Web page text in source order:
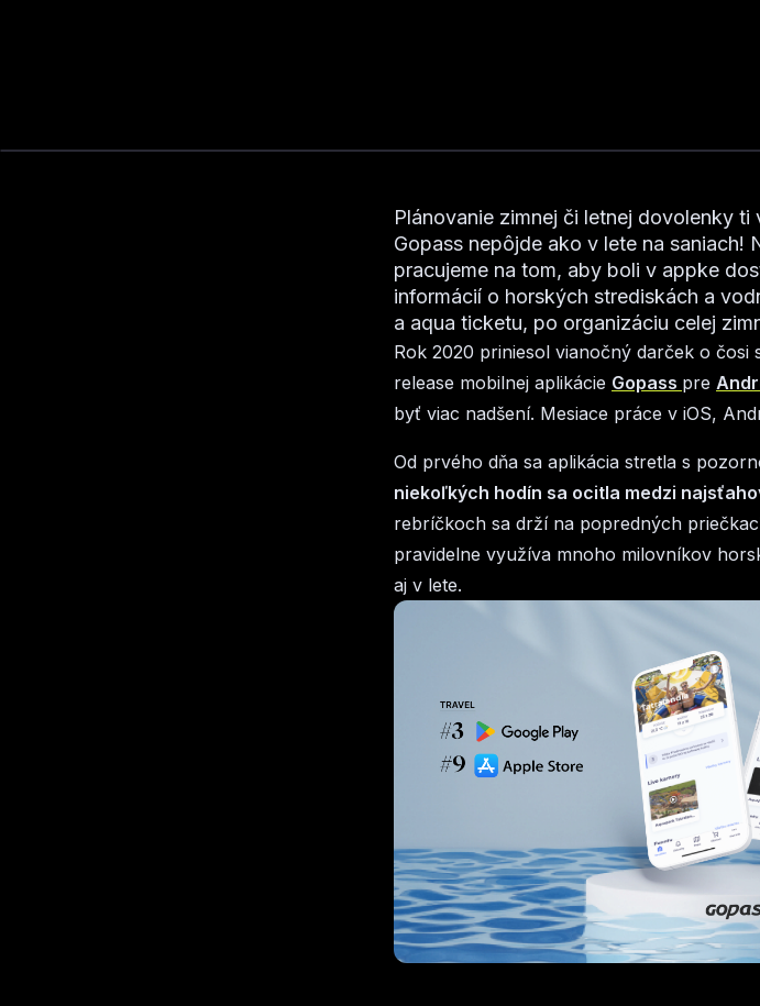
Plánovanie zimnej či letnej dovolenky
Gopass nepôjde ako v lete na saniach!
pracujeme na tom, aby boli v appke
informácií o horských strediskách a
a aqua ticketu, po organizáciu celej
Rok 2020 priniesol vianočný darček o čosi
release mobilnej aplikácie Gopass pre
byť viac nadšení. Mesiace práce v iOS,
Od prvého dňa sa aplikácia stretla s
niekoľkých hodín sa ocitla medzi
rebríčkoch sa drží na popredných
pravidelne využíva mnoho milovníkov
aj v lete.